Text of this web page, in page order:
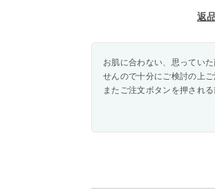
返
お肌に合わない、思ってい
せんので十分にご検討の上ご
またご注文ボタンを押され